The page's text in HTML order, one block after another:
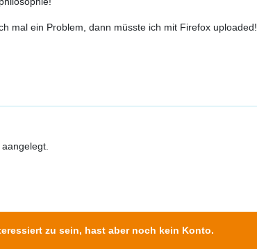
mal ein Problem, dann müsste ich mit Firefox uploaded!
zu sein, hast aber noch kein Konto.